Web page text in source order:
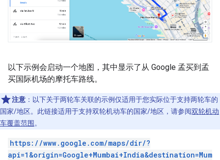
以下示例会启动一个地图，其中显示了从 Google 孟买到孟
买国际机场的摩托车路线。
注意 ：以下关于两轮车关联的示例仅适用于您实际位于支持两轮车的
国家/地区。此链接适用于支持双轮机动车的国家/地区，请参阅双轮机动
车覆盖范围 。
https://www.google.com/maps/dir/?
api=1&origin=Google+Mumbai+India&destination=Mum